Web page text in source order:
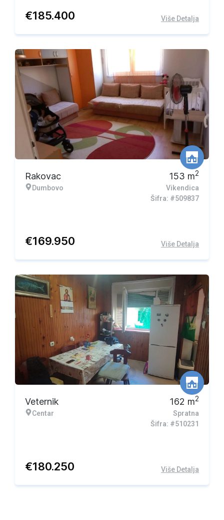
€185.400 Više Detalja
Rakovac
Dumbovo
153 m2
Vikendica
Šifra: #509837
€169.950 Više Detalja
Veternik
Centar
162 m2
Spratna
Šifra: #510231
€180.250 Više Detalja